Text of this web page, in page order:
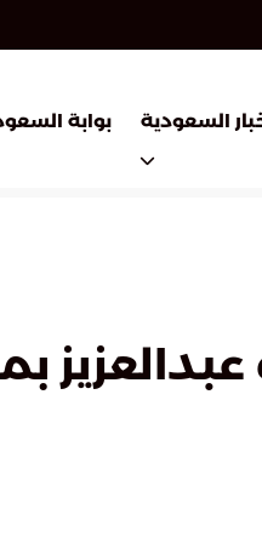
السعودية بوابة